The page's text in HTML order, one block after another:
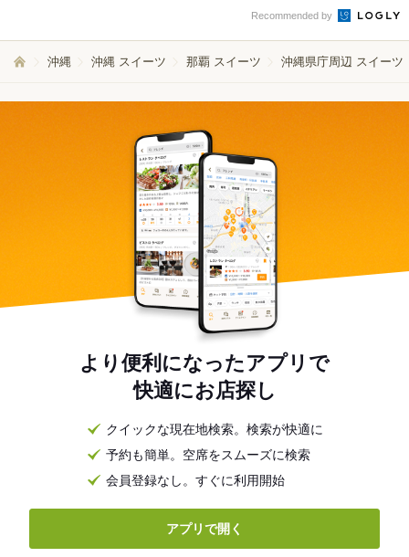
Recommended by
沖縄 沖縄 スイーツ 那覇 スイーツ 沖縄県庁周辺 スイーツ
より便利になったアプリで
快適にお店探し
クイックな現在地検索。検索が快適に
予約も簡単。空席をスムーズに検索
会員登録なし。すぐに利用開始
アプリで開く